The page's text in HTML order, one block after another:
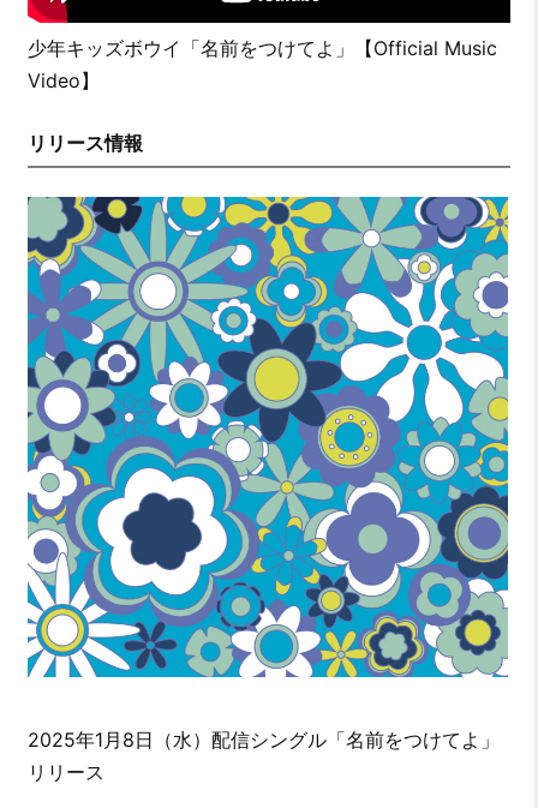
少年キッズボウイ「名前をつけてよ」【Official Music
Video】
リリース情報
2025年1月8日（水）配信シングル「名前をつけてよ」
リリース